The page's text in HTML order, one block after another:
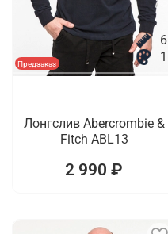
Предзаказ
6
1
Лонгслив Abercrombie &
Fitch ABL13
2 990 ₽